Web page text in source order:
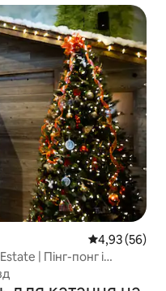
Середня
4,93 (56)
| Пінг-понг і